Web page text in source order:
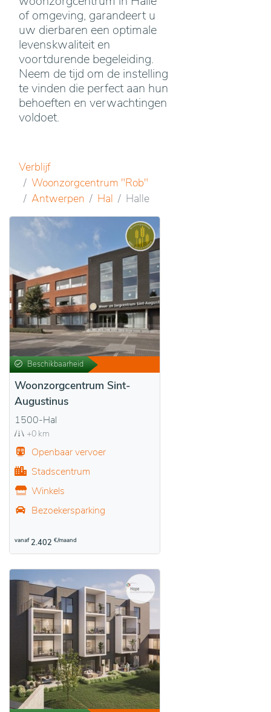
of omgeving, garandeert u
uw dierbaren een optimale
levenskwaliteit en
voortdurende begeleiding.
Neem de tijd om de instelling
te vinden die perfect aan hun
behoeften en verwachtingen
voldoet.
Verblijf
Woonzorgcentrum "Rob"
Antwerpen
Hal Halle
Beschikbaarheid
Woonzorgcentrum Sint-
Augustinus
1500-Hal
+0 km
Openbaar vervoer
Stadscentrum
Winkels
Bezoekersparking
vanaf 2.402 €/maand